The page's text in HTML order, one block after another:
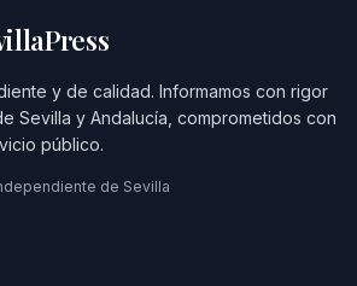
y de calidad. Informamos con rigor
Sevilla y Andalucía, comprometidos con
público.
de Sevilla